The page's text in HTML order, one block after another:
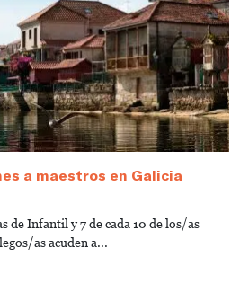
a maestros en Galicia
de Infantil y 7 de cada 10 de los/as
as acuden a...